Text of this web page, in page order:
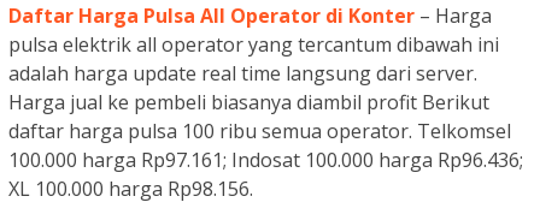
Daftar Harga Pulsa All Operator di Konter – Harga
pulsa elektrik all operator yang tercantum dibawah ini
adalah harga update real time langsung dari server.
Harga jual ke pembeli biasanya diambil profit Berikut
daftar harga pulsa 100 ribu semua operator. Telkomsel
100.000 harga Rp97.161; Indosat 100.000 harga Rp96.436;
XL 100.000 harga Rp98.156.